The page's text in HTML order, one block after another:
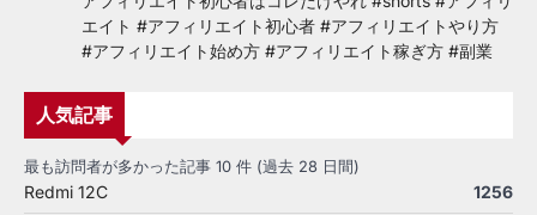
エイト #アフィリエイト初心者 #アフィリエイトやり方
#アフィリエイト始め方 #アフィリエイト稼ぎ方 #副業
人気記事
最も訪問者が多かった記事 10 件 (過去 28 日間)
Redmi 12C 1256